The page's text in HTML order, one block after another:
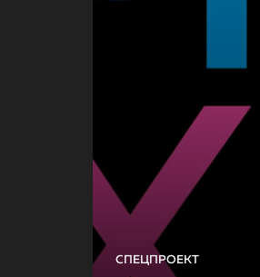
СПЕЦПРОЕКТ